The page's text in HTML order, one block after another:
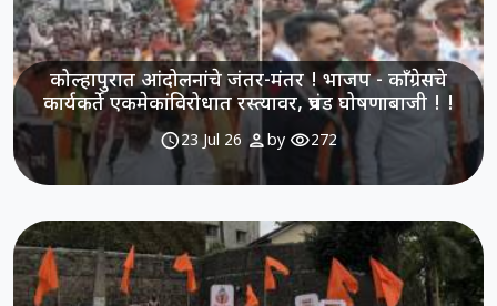
कोल्हापुरात आंदोलनांचे जंतर-मंतर ! भाजप - काँग्रेसचे
कार्यकर्ते एकमेकांविरोधात रस्त्यावर, प्रचंड घोषणाबाजी ! !
schedule23 Jul 26 personby visibility272